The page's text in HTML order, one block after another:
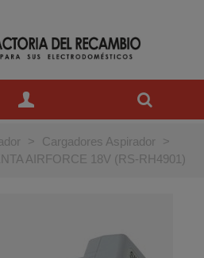
> Cargadores Aspirador
>
AIRFORCE 18V (RS-RH4901)